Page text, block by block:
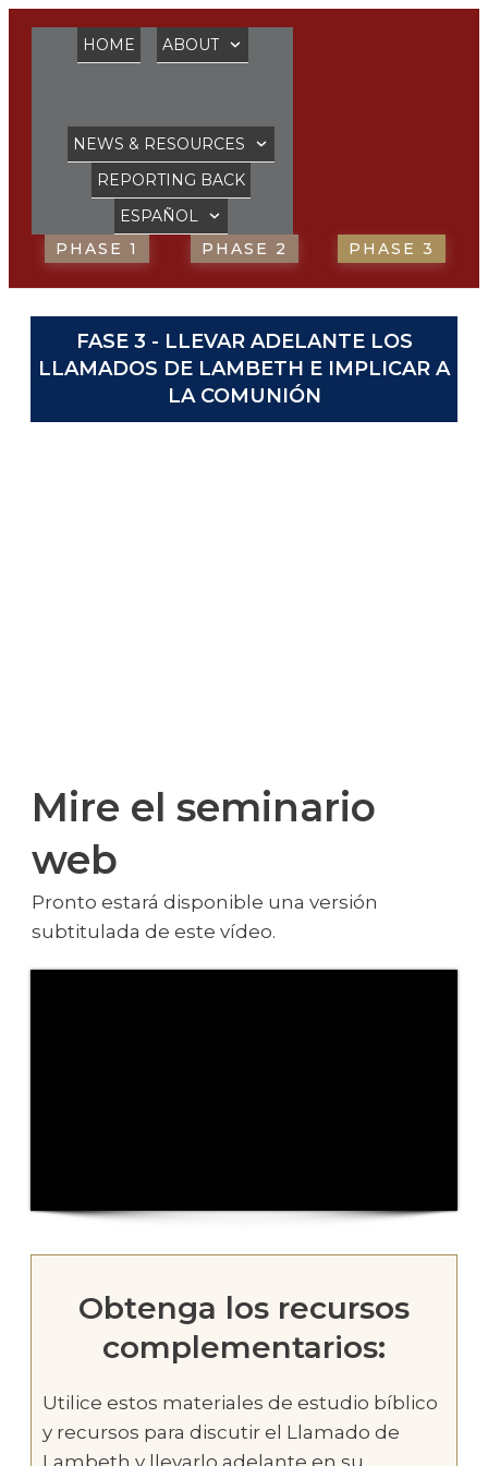
HOME ABOUT
NEWS & RESOURCES
REPORTING BACK
ESPAÑOL
PHASE 1
PHASE 2 PHASE 3
FASE 3 - LLEVAR ADELANTE LOS
LLAMADOS DE LAMBETH E IMPLICAR A
LA COMUNIÓN
Mire el seminario
web
Pronto estará disponible una versión
subtitulada de este vídeo.
Obtenga los recursos
complementarios:
Utilice estos materiales de estudio bíblico
y recursos para discutir el Llamado de
Lambeth y llevarlo adelante en su